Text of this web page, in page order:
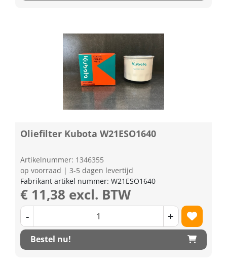
Oliefilter Kubota W21ESO1640
Artikelnummer: 1346355
op voorraad | 3-5 dagen levertijd
Fabrikant artikel nummer: W21ESO1640
€ 11,38 excl. BTW
- +
Bestel nu!